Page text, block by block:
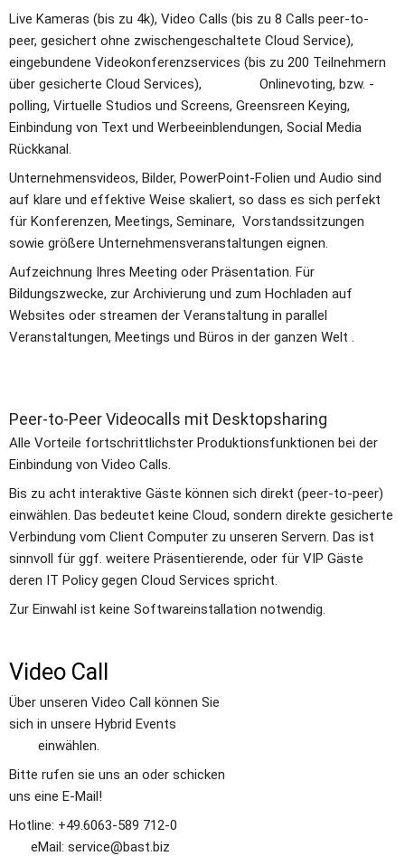
Live Kameras (bis zu 4k), Video Calls (bis zu 8 Calls peer-to-
peer, gesichert ohne zwischengeschaltete Cloud Service),
eingebundene Videokonferenzservices (bis zu 200 Teilnehmern
über gesicherte Cloud Services),                Onlinevoting, bzw. -
polling, Virtuelle Studios und Screens, Greensreen Keying,
Einbindung von Text und Werbeeinblendungen, Social Media
Rückkanal.
Unternehmensvideos, Bilder, PowerPoint-Folien und Audio sind
auf klare und effektive Weise skaliert, so dass es sich perfekt
für Konferenzen, Meetings, Seminare,  Vorstandssitzungen
sowie größere Unternehmensveranstaltungen eignen.
Aufzeichnung Ihres Meeting oder Präsentation. Für
Bildungszwecke, zur Archivierung und zum Hochladen auf
Websites oder streamen der Veranstaltung in parallel
Veranstaltungen, Meetings und Büros in der ganzen Welt .
Peer-to-Peer Videocalls mit Desktopsharing
Alle Vorteile fortschrittlichster Produktionsfunktionen bei der
Einbindung von Video Calls.
Bis zu acht interaktive Gäste können sich direkt (peer-to-peer)
einwählen. Das bedeutet keine Cloud, sondern direkte gesicherte
Verbindung vom Client Computer zu unseren Servern. Das ist
sinnvoll für ggf. weitere Präsentierende, oder für VIP Gäste
deren IT Policy gegen Cloud Services spricht.
Zur Einwahl ist keine Softwareinstallation notwendig.
Video Call
Über unseren Video Call können Sie
sich in unsere Hybrid Events
einwählen.
Bitte rufen sie uns an oder schicken
uns eine E-Mail!
Hotline: +49.6063-589 712-0
eMail: service@bast.biz